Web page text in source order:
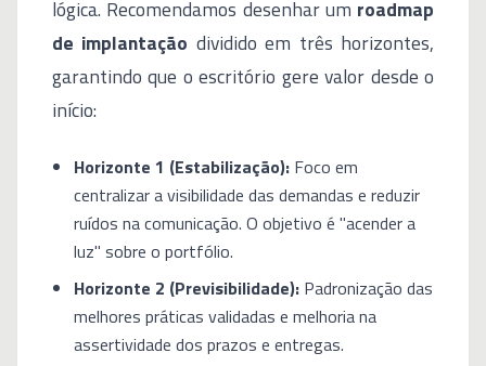
lógica. Recomendamos desenhar um roadmap
de implantação dividido em três horizontes,
garantindo que o escritório gere valor desde o
início:
Horizonte 1 (Estabilização): Foco em
centralizar a visibilidade das demandas e reduzir
ruídos na comunicação. O objetivo é "acender a
luz" sobre o portfólio.
Horizonte 2 (Previsibilidade): Padronização das
melhores práticas validadas e melhoria na
assertividade dos prazos e entregas.